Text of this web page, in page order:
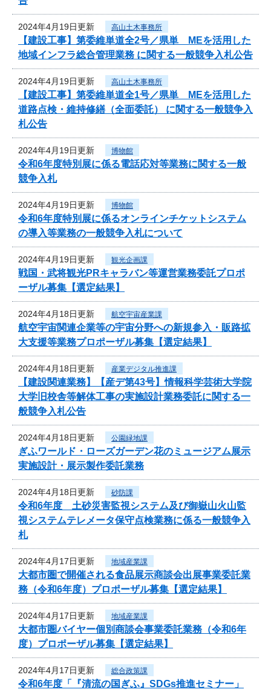
2024年4月19日更新 高山土木事務所
【建設工事】第委維単道全2号／県単 MEを活用した
地域インフラ総合管理業務 に関する一般競争入札公告
2024年4月19日更新 高山土木事務所
【建設工事】第委維単道全1号／県単 MEを活用した
道路点検・維持修繕（全面委託） に関する一般競争入
札公告
2024年4月19日更新 博物館
令和6年度特別展に係る電話応対等業務に関する一般
競争入札
2024年4月19日更新 博物館
令和6年度特別展に係るオンラインチケットシステム
の導入等業務の一般競争入札について
2024年4月19日更新 観光企画課
戦国・武将観光PRキャラバン等運営業務委託プロポ
ーザル募集【選定結果】
2024年4月18日更新 航空宇宙産業課
航空宇宙関連企業等の宇宙分野への新規参入・販路拡
大支援等業務プロポーザル募集【選定結果】
2024年4月18日更新 産業デジタル推進課
【建設関連業務】【産デ第43号】情報科学芸術大学院
大学旧校舎等解体工事の実施設計業務委託に関する一
般競争入札公告
2024年4月18日更新 公園緑地課
ぎふワールド・ローズガーデン花のミュージアム展示
実施設計・展示製作委託業務
2024年4月18日更新 砂防課
令和6年度 土砂災害監視システム及び御嶽山火山監
視システムテレメータ保守点検業務に係る一般競争入
札
2024年4月17日更新 地域産業課
大都市圏で開催される食品展示商談会出展事業委託業
務（令和6年度）プロポーザル募集【選定結果】
2024年4月17日更新 地域産業課
大都市圏バイヤー個別商談会事業委託業務（令和6年
度）プロポーザル募集【選定結果】
2024年4月17日更新 総合政策課
令和6年度「『清流の国ぎふ』SDGs推進セミナー」